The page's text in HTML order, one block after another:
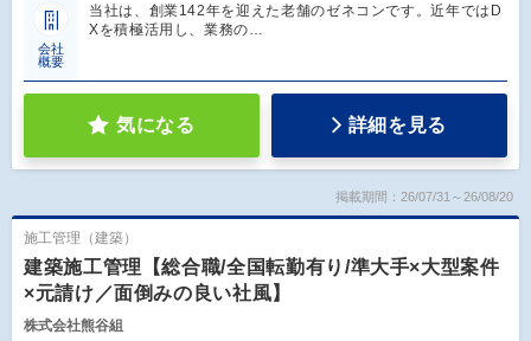
会社
概要
当社は、創業142年を迎えた老舗のゼネコンです。近年ではD
Xを積極活用し、業務の…
気になる 詳細を見る
掲載期間：26/07/31～26/08/20
施工管理（建築）
建築施工管理【総合職/全国転勤有り/準大手×大型案件
×元請け／面倒みの良い社風】
株式会社熊谷組